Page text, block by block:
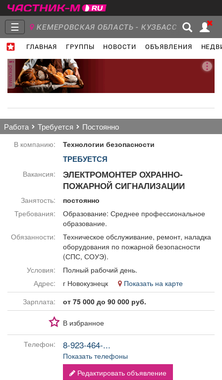
☰ КЕМЕРОВСКАЯ ОБЛАСТЬ - КУЗБАСС
ГЛАВНАЯ ГРУППЫ НОВОСТИ ОБЪЯВЛЕНИЯ
Главная
Группы Новости
Работа Транспорт Компании
Обучение
Поздравления Погода
Я - пенсионер
реклама
работа требуется постоянно
В компанию: Технологии безопасности
ТРЕБУЕТСЯ
Вакансия:
ЭЛЕКТРОМОНТЕР ОХРАННО-
ПОЖАРНОЙ СИГНАЛИЗАЦИИ
Занятость:
постоянно
Требования:
Образование: Среднее профессиональное
образование.
Обязанности:
Техническое обслуживание, ремонт, наладка
оборудования по пожарной безопасности
(СПС, СОУЭ).
Условия:
Полный рабочий день.
Адрес:
г Новокузнецк
Показать на карте
Зарплата:
от 75 000 до 90 000 руб.
В избранное
Телефон: 8-923-464-...
Показать телефоны
Редактировать объявление